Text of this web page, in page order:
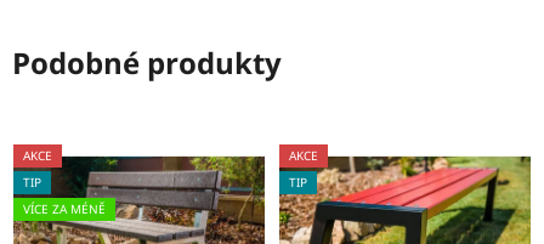
Podobné produkty
AKCE
TIP
VÍCE ZA MÉNĚ
AKCE
TIP